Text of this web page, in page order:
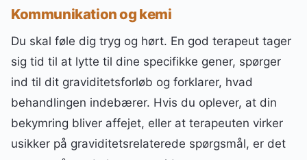
Kommunikation og kemi
Du skal føle dig tryg og hørt. En god terapeut tager
sig tid til at lytte til dine specifikke gener, spørger
ind til dit graviditetsforløb og forklarer, hvad
behandlingen indebærer. Hvis du oplever, at din
bekymring bliver affejet, eller at terapeuten virker
usikker på graviditetsrelaterede spørgsmål, er det